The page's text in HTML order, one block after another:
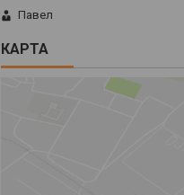
Павел
КАРТА